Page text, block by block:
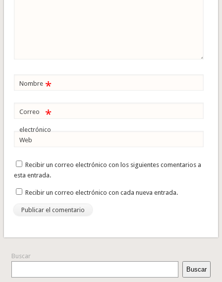
Nombre *
Correo
electrónico
*
Web
Recibir un correo electrónico con los siguientes comentarios a
esta entrada.
Recibir un correo electrónico con cada nueva entrada.
Buscar
Buscar